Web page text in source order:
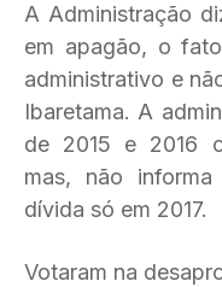
A Administração
em apagão, o
administrativo e
Ibaretama. A
de 2015 e 2016
mas, não
dívida só em 2017.
Votaram na